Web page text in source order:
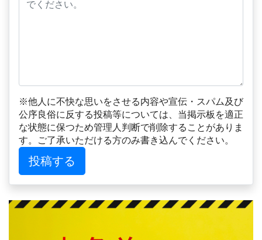
※他人に不快な思いをさせる内容や宣伝・スパム及び
公序良俗に反する投稿等については、当掲示板を適正
な状態に保つため管理人判断で削除することがありま
す。ご了承いただける方のみ書き込んでください。
投稿する